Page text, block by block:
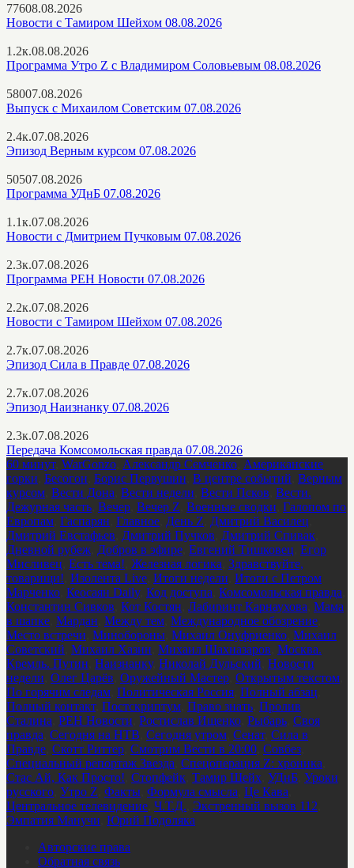
77608.08.2026
Новости с Тамиром Шейхом 08.08.2026
1.2к.08.08.2026
Программа Утро Z с Владимиром Соловьевым 08.08.2026
58007.08.2026
Выпуск с Михаилом Советским 07.08.2026
2.4к.07.08.2026
Эпизод Верным курсом 07.08.2026
50507.08.2026
Программа УДнБ 07.08.2026
1.1к.07.08.2026
Новости с Дмитрием Пучковым 07.08.2026
2.3к.07.08.2026
Программа РЕН Новости 07.08.2026
2.2к.07.08.2026
Новости с Тамиром Шейхом 07.08.2026
2.7к.07.08.2026
Эпизод Сила в Правде 07.08.2026
2.7к.07.08.2026
Эпизод Наизнанку 07.08.2026
2.3к.07.08.2026
Передача Комсомольская правда 07.08.2026
60 минут, WarGonzo Александр Семченко Американские
горки Бесогон Борис Первушин В центре событий Верным
курсом Вести Дона Вести недели Вести Псков Вести.
Дежурная часть Вечер Вечер Z Военные сводки Галопом по
Европам Гаспарян Главное День Z Дмитрий Василец
Дмитрий Евстафьев Дмитрий Пучков Дмитрий Спивак
Дневной рубеж Добров в эфире Евгений Тишковец Егор
Мисливец Есть тема! Железная логика Здравствуйте,
товарищи! Изолента Live Итоги недели Итоги с Петром
Марченко Кеосаян Daily, Код доступа Комсомольская правда
Константин Сивков Кот Костян Лабиринт Карнаухова Мама
в шапке Мардан Между тем Международное обозрение
Место встречи Минобороны Михаил Онуфриенко Михаил
Советский Михаил Хазин Михаил Шахназаров Москва.
Кремль. Путин Наизнанку, Николай Дульский Новости
недели Олег Царёв Оружейный Мастер Открытым текстом
По горячим следам Политическая Россия Полный абзац
Полный контакт, Постскриптум Право знать Пролив
Сталина РЕН Новости Ростислав Ищенко Рыбарь Своя
правда Сегодня на НТВ Сегодня утром Сенат, Сила в
Правде Скотт Риттер Смотрим Вести в 20:00 Совбез
Специальный репортаж Звезда Спецоперация Z: хроника
Стас Ай, Как Просто! Стопфейк Тамир Шейх УДнБ Уроки
русского Утро Z Факты Формула смысла Це Кава
Центральное телевидение Ч.Т.Д. Экстренный вызов 112
Эмпатия Манучи Юрий Подоляка
Авторские права
Обратная связь